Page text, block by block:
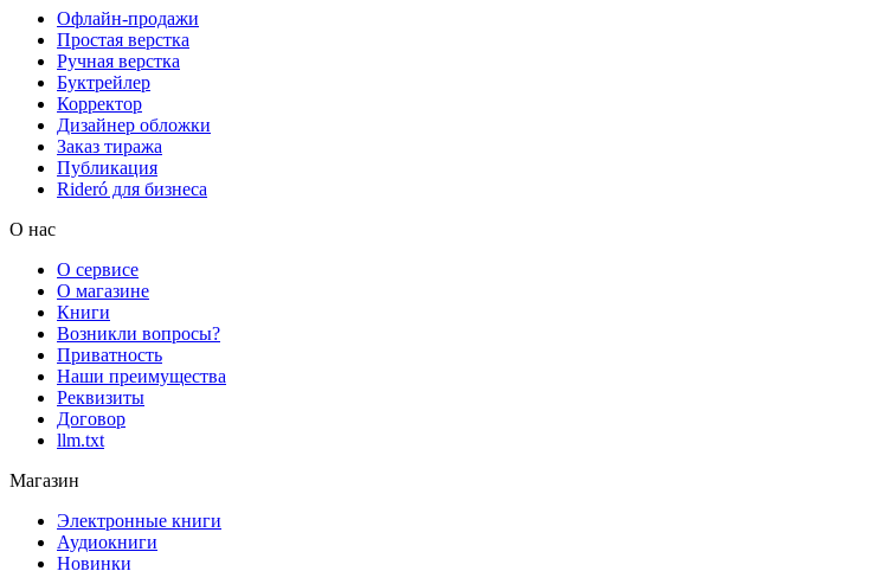
Офлайн-продажи
Простая верстка
Ручная верстка
Буктрейлер
Корректор
Дизайнер обложки
Заказ тиража
Публикация
Rideró для бизнеса
О нас
О сервисе
О магазине
Книги
Возникли вопросы?
Приватность
Наши преимущества
Реквизиты
Договор
llm.txt
Магазин
Электронные книги
Аудиокниги
Новинки